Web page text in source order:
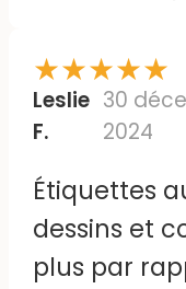
★★★★★
Leslie
F.
30
2024
Étiquettes
dessins et
plus par